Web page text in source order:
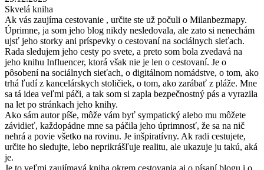
Skvelá kniha
Ak vás zaujíma cestovanie , určite ste už počuli o Milanbezmapy.
Úprimne, ja som jeho blog nikdy nesledovala, ale zato si nenechám
ujsť jeho storky ani príspevky o cestovaní na sociálnych sieťach.
Rada sledujem jeho cesty po svete, a preto som bola zvedavá na
jeho knihu Influencer, ktorá však nie je len o cestovaní. Je o
pôsobení na sociálnych sieťach, o digitálnom nomádstve, o tom, ako
trhá ľudí z kancelárskych stoličiek, o tom, ako zarábať z pláže. Mne
sa tá idea veľmi páči, a tak som si zapla bezpečnostný pás a vyrazila
na let po stránkach jeho knihy.
Ako sám autor píše, môže vám byť sympatický alebo mu môžete
závidieť, každopádne mne sa páčila jeho úprimnosť, že sa na nič
nehrá a povie všetko na rovinu. Je inšpiratívny. Ak radi cestujete,
určite ho sledujte, lebo neprikrášľuje realitu, ale ukazuje ju takú, aká
je.